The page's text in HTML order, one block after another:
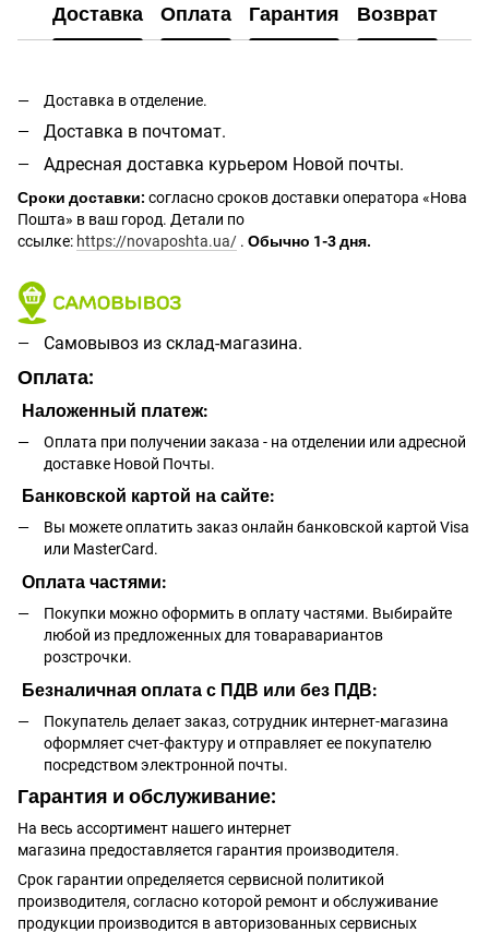
Доставка Оплата Гарантия Возврат
Доставка в отделение.
Доставка в почтомат.
Адресная доставка курьером Новой почты.
Сроки доставки: согласно сроков доставки оператора «Нова
Пошта» в ваш город. Детали по
ссылке: https://novaposhta.ua/ . Обычно 1-3 дня.
Самовывоз из склад-магазина.
Оплата:
Наложенный платеж:
Оплата при получении заказа - на отделении или адресной
доставке Новой Почты.
Банковской картой на сайте:
Вы можете оплатить заказ онлайн банковской картой Visa
или MasterCard.
Оплата частями:
Покупки можно оформить в оплату частями. Выбирайте
любой из предложенных для товаравариантов
розстрочки.
Безналичная оплата с ПДВ или без ПДВ:
Покупатель делает заказ, сотрудник интернет-магазина
оформляет счет-фактуру и отправляет ее покупателю
посредством электронной почты.
Гарантия и обслуживание:
На весь ассортимент нашего интернет
магазина предоставляется гарантия производителя.
Срок гарантии определяется сервисной политикой
производителя, согласно которой ремонт и обслуживание
продукции производится в авторизованных сервисных